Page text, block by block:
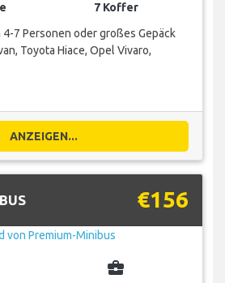
7 Koffer
4-7 Personen oder großes Gepäck
Toyota Hiace, Opel Vivaro,
ANZEIGEN...
€156
business_center